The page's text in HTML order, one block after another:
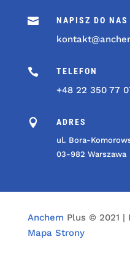
 NAPISZ DO NAS
 TELEFON
+48 22 350 77
 ADRES
ul. Bora-
03-982 Warszawa
Anchem Plus © 2021 |
Mapa Strony